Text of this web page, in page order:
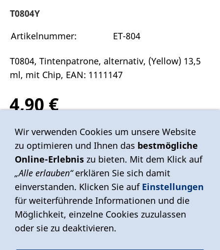
T0804Y
Artikelnummer:
ET-804
T0804, Tintenpatrone, alternativ, (Yellow) 13,5
ml, mit Chip, EAN: 1111147
4,90 €
Inkl. 19 % USt. zzgl.Versand
Sofort ab Lager
In den Warenkorb
Für später merken
Wir verwenden Cookies um unsere Website
zu optimieren und Ihnen das bestmögliche
Online-Erlebnis zu bieten. Mit dem Klick auf
„Alle erlauben“erklären Sie sich damit
einverstanden. Klicken Sie auf Einstellungen
für weiterführende Informationen und die
Möglichkeit, einzelne Cookies zuzulassen
oder sie zu deaktivieren.